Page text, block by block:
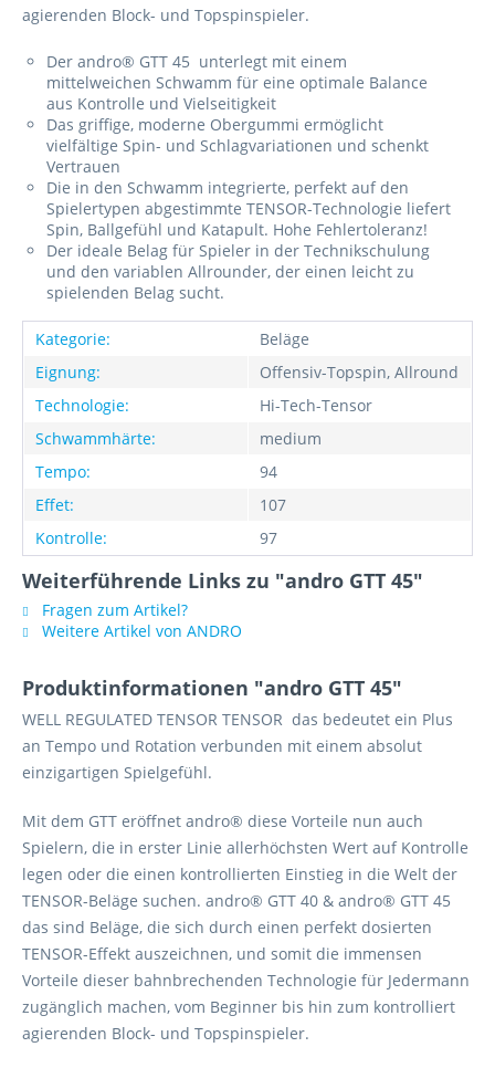
agierenden Block- und Topspinspieler.
Der andro® GTT 45 unterlegt mit einem
mittelweichen Schwamm für eine optimale Balance
aus Kontrolle und Vielseitigkeit
Das griffige, moderne Obergummi ermöglicht
vielfältige Spin- und Schlagvariationen und schenkt
Vertrauen
Die in den Schwamm integrierte, perfekt auf den
Spielertypen abgestimmte TENSOR-Technologie liefert
Spin, Ballgefühl und Katapult. Hohe Fehlertoleranz!
Der ideale Belag für Spieler in der Technikschulung
und den variablen Allrounder, der einen leicht zu
spielenden Belag sucht.
Kategorie:
Beläge
Eignung:
Offensiv-Topspin, Allround
Technologie:
Hi-Tech-Tensor
Schwammhärte:
medium
Tempo:
94
Effet:
107
Kontrolle:
97
Weiterführende Links zu "andro GTT 45"
Fragen zum Artikel?
Weitere Artikel von ANDRO
Produktinformationen "andro GTT 45"
WELL REGULATED TENSOR TENSOR das bedeutet ein Plus
an Tempo und Rotation verbunden mit einem absolut
einzigartigen Spielgefühl.
Mit dem GTT eröffnet andro® diese Vorteile nun auch
Spielern, die in erster Linie allerhöchsten Wert auf Kontrolle
legen oder die einen kontrollierten Einstieg in die Welt der
TENSOR-Beläge suchen. andro® GTT 40 & andro® GTT 45
das sind Beläge, die sich durch einen perfekt dosierten
TENSOR-Effekt auszeichnen, und somit die immensen
Vorteile dieser bahnbrechenden Technologie für Jedermann
zugänglich machen, vom Beginner bis hin zum kontrolliert
agierenden Block- und Topspinspieler.